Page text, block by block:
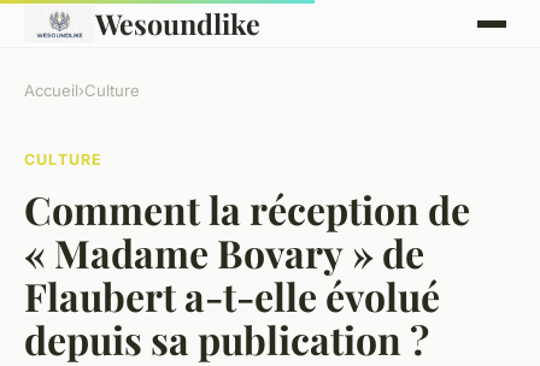
Wesoundlike
Accueil›Culture
CULTURE
Comment la réception de
« Madame Bovary » de
Flaubert a-t-elle évolué
depuis sa publication ?